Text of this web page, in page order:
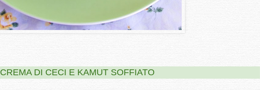
CREMA DI CECI E KAMUT SOFFIATO